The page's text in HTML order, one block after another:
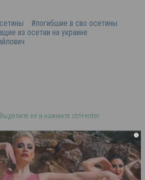
#погибшие в сво осетины
из осетии на украине
её и нажмите ctrl+enter
i